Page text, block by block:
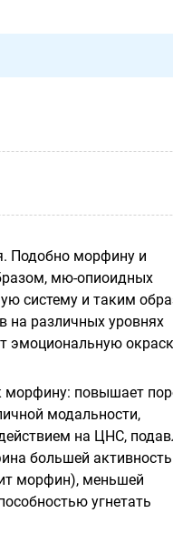
Подобно морфину и
мю-опиоидных
систему и таким
на различных уровнях
эмоциональную
морфину: повышает
модальности,
на ЦНС,
большей
морфин), меньшей
угнетать